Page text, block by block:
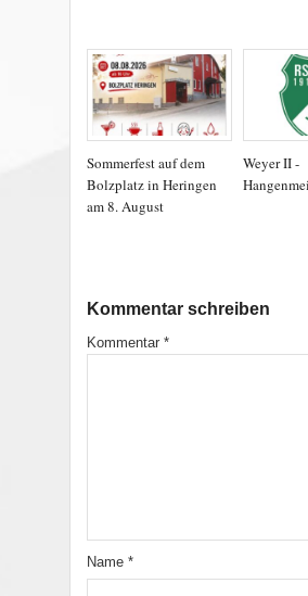
Sommerfest auf dem
Bolzplatz in Heringen
am 8. August
Weyer II -
Kommentar schreiben
Kommentar *
Name *